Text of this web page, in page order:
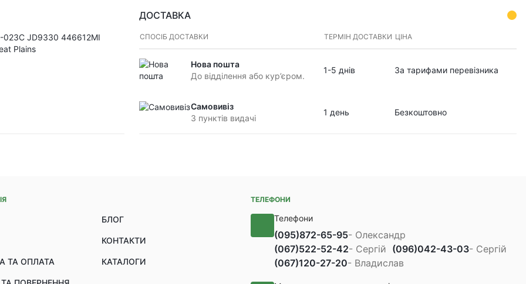
023C JD9330 446612MI
Plains
ДОСТАВКА
СПОСІБ ДОСТАВКИ ТЕРМІН ДОСТАВКИ ЦІНА
Нова пошта
До відділення або кур’єром.
1-5 днів За тарифами перевізника
Самовивіз
З пунктів видачі
1 день Безкоштовно
БЛОГ
КОНТАКТИ
ТА ОПЛАТА КАТАЛОГИ
ТЕЛЕФОНИ
Телефони
(095)872-65-95- Олександр
(067)522-52-42- Сергій (096)042-43-03- Сергій
(067)120-27-20- Владислав